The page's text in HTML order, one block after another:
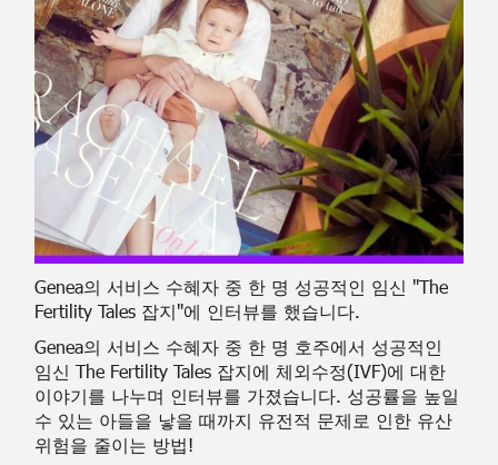
Genea의 서비스 수혜자 중 한 명 성공적인 임신 "The
Fertility Tales 잡지"에 인터뷰를 했습니다.
Genea의 서비스 수혜자 중 한 명 호주에서 성공적인
임신 The Fertility Tales 잡지에 체외수정(IVF)에 대한
이야기를 나누며 인터뷰를 가졌습니다. 성공률을 높일
수 있는 아들을 낳을 때까지 유전적 문제로 인한 유산
위험을 줄이는 방법!